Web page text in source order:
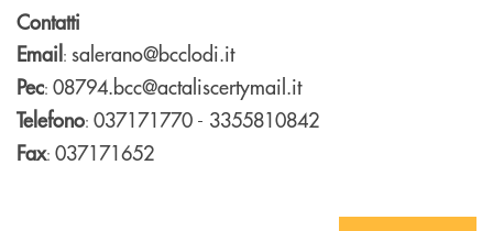
Contatti
Email: salerano@bcclodi.it
Pec: 08794.bcc@actaliscertymail.it
Telefono: 037171770 - 3355810842
Fax: 037171652